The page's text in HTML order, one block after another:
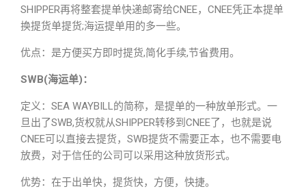
SHIPPER再将整套提单快递邮寄给CNEE，CNEE凭正本提单
换提货单提货;海运提单用的多一些。
优点：是方便买方即时提货,简化手续,节省费用。
SWB(海运单)：
定义：SEA WAYBILL的简称，是提单的一种放单形式。一
旦出了SWB,货权就从SHIPPER转移到CNEE了，也就是说
CNEE可以直接去提货，SWB提货不需要正本，也不需要电
放费，对于信任的公司可以采用这种放货形式。
优势：在于出单快，提货快，方便，快捷。